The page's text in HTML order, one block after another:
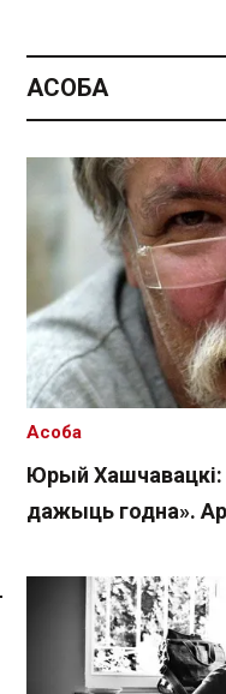
Спасылка без VPN
АСОБА
Юрый Хашчавацкі:
дажыць годна».
Асоба